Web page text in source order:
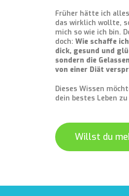
Früher hätte ich
das wirklich wollte,
mich so wie ich bin.
doch: Wie schaffe
dick, gesund und
sondern die
von einer Diät
Dieses Wissen
dein bestes Leben
Willst du